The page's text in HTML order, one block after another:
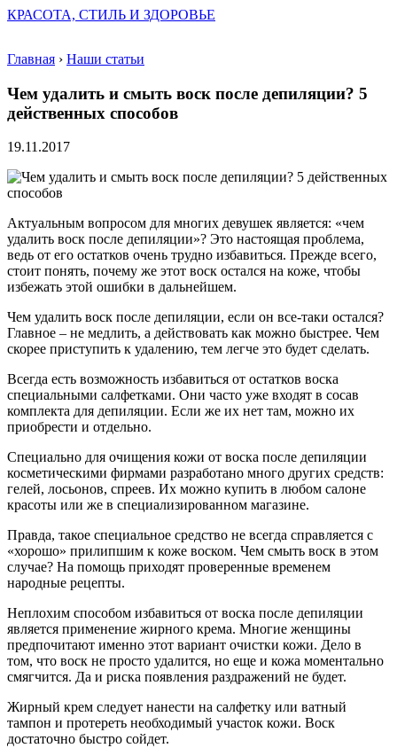
КРАСОТА, СТИЛЬ И ЗДОРОВЬЕ
Главная › Наши статьи
Чем удалить и смыть воск после депиляции? 5
действенных способов
19.11.2017
Актуальным вопросом для многих девушек является: «чем
удалить воск после депиляции»? Это настоящая проблема,
ведь от его остатков очень трудно избавиться. Прежде всего,
стоит понять, почему же этот воск остался на коже, чтобы
избежать этой ошибки в дальнейшем.
Чем удалить воск после депиляции, если он все-таки остался?
Главное – не медлить, а действовать как можно быстрее. Чем
скорее приступить к удалению, тем легче это будет сделать.
Всегда есть возможность избавиться от остатков воска
специальными салфетками. Они часто уже входят в сосав
комплекта для депиляции. Если же их нет там, можно их
приобрести и отдельно.
Специально для очищения кожи от воска после депиляции
косметическими фирмами разработано много других средств:
гелей, лосьонов, спреев. Их можно купить в любом салоне
красоты или же в специализированном магазине.
Правда, такое специальное средство не всегда справляется с
«хорошо» прилипшим к коже воском. Чем смыть воск в этом
случае? На помощь приходят проверенные временем
народные рецепты.
Неплохим способом избавиться от воска после депиляции
является применение жирного крема. Многие женщины
предпочитают именно этот вариант очистки кожи. Дело в
том, что воск не просто удалится, но еще и кожа моментально
смягчится. Да и риска появления раздражений не будет.
Жирный крем следует нанести на салфетку или ватный
тампон и протереть необходимый участок кожи. Воск
достаточно быстро сойдет.